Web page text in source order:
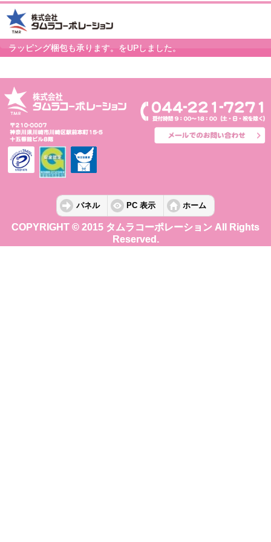
ラッピング梱包も承ります。をUPしました。
パネル PC 表示 ホーム
COPYRIGHT © 2015 タムラコーポレーション All Rights
Reserved.